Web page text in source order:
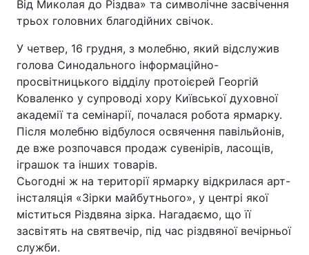
Головна Війна
Україна
Від Миколая до Різдва» та символічне засвічення
трьох головних благодійних свічок.
У четвер, 16 грудня, з молебню, який відслужив
голова Синодального інформаційно-
просвітницького відділу протоієрей Георгій
Коваленко у супроводі хору Київської духовної
академії та семінарії, почалася робота ярмарку.
Після молебню відбулося освячення павільйонів,
де вже розпочався продаж сувенірів, ласощів,
іграшок та інших товарів.
Сьогодні ж на території ярмарку відкрилася арт-
інсталяція «Зірки майбутнього», у центрі якої
міститься Різдвяна зірка. Нагадаємо, що її
засвітять на святвечір, під час різдвяної вечірньої
служби.